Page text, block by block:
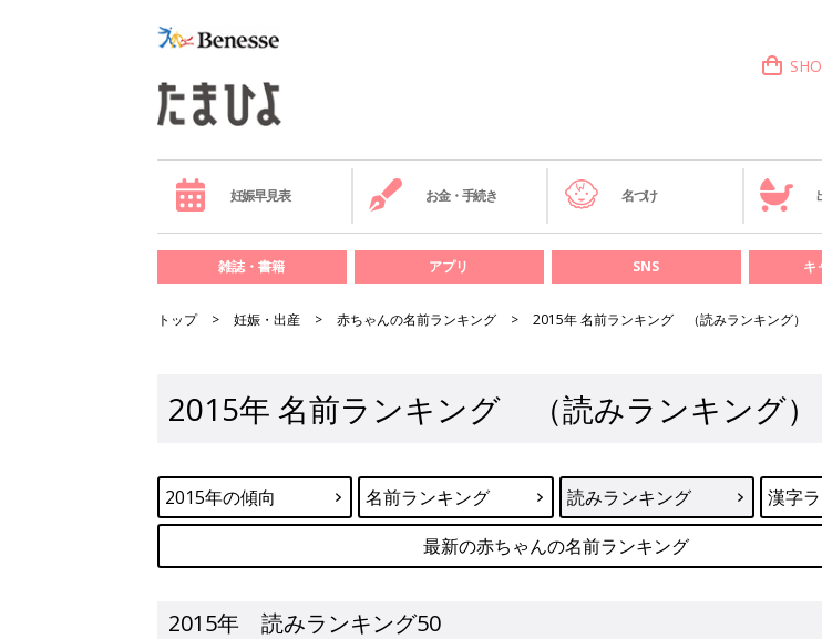
妊娠早見表 お金・手続き 名づけ
雑誌・書籍 アプリ SNS キ
トップ 妊娠・出産 赤ちゃんの名前ランキング 2015年 名前ランキング （読みランキング）
2015年 名前ランキング （読みランキング）
2015年の傾向 名前ランキング 読みランキング
漢字
最新の赤ちゃんの名前ランキング
2015年 読みランキング50